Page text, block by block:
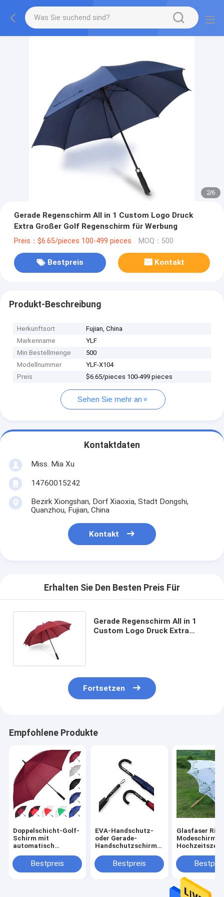
2/6
Gerade Regenschirm All in 1 Custom Logo Druck
Extra Großer Golf Regenschirm für Werbung
Preis：$6.65/pieces 100-499 pieces MOQ：500
Bestpreis Kontakt
Produkt-Beschreibung
Herkunftsort
Fujian, China
Markenname
YLF
Min Bestellmenge
500
Modellnummer
YLF-X104
Preis
$6.65/pieces 100-499 pieces
Sehen Sie mehr an
Kontaktdaten
Miss. Mia Xu
14760015242
Bezirk Xiongshan, Dorf Xiaoxia, Stadt Dongshi,
Quanzhou, Fujian, China
Kontakt
Erhalten Sie Den Besten Preis Für
Gerade Regenschirm All in 1
Custom Logo Druck Extra
Fortsetzen
Empfohlene Produkte
Doppelschicht-Golf-
Schirm mit
automatisch
Handschließen und
personalisiertem
Bestpreis
EVA-Handschutz-
oder Gerade-
Handschutzschirm
individuellem Logo
von YLF Umbrella
Bestpreis
Glasfaser
Modeschirm